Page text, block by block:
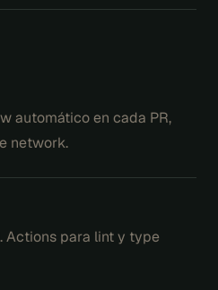
automático en cada PR,
network.
Actions para lint y type